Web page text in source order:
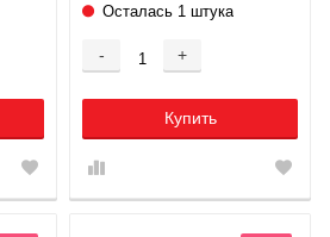
Осталась 1 штука
- +
Купить